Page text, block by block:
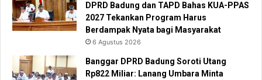
DPRD Badung dan TAPD Bahas KUA-PPAS
2027 Tekankan Program Harus
Berdampak Nyata bagi Masyarakat
6 Agustus 2026
Banggar DPRD Badung Soroti Utang
Rp822 Miliar: Lanang Umbara Minta